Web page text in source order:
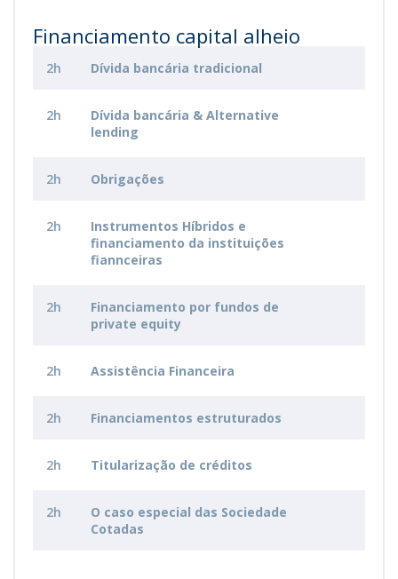
Financiamento capital alheio
2h Dívida bancária tradicional
2h
Dívida bancária & Alternative
lending
2h Obrigações
2h
Instrumentos Híbridos e
financiamento da instituições
fiannceiras
2h
Financiamento por fundos de
private equity
2h Assistência Financeira
2h Financiamentos estruturados
2h Titularização de créditos
2h
O caso especial das Sociedade
Cotadas